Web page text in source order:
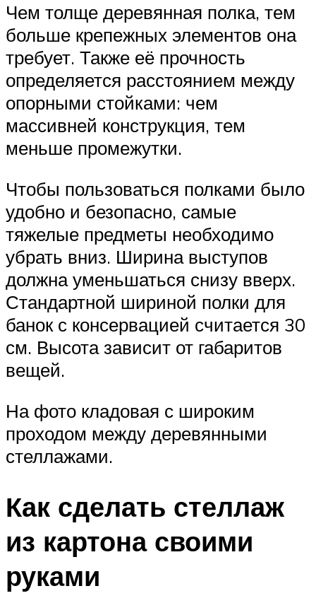
Чем толще деревянная полка, тем
больше крепежных элементов она
требует. Также её прочность
определяется расстоянием между
опорными стойками: чем
массивней конструкция, тем
меньше промежутки.
Чтобы пользоваться полками было
удобно и безопасно, самые
тяжелые предметы необходимо
убрать вниз. Ширина выступов
должна уменьшаться снизу вверх.
Стандартной шириной полки для
банок с консервацией считается 30
см. Высота зависит от габаритов
вещей.
На фото кладовая с широким
проходом между деревянными
стеллажами.
Как сделать стеллаж
из картона своими
руками